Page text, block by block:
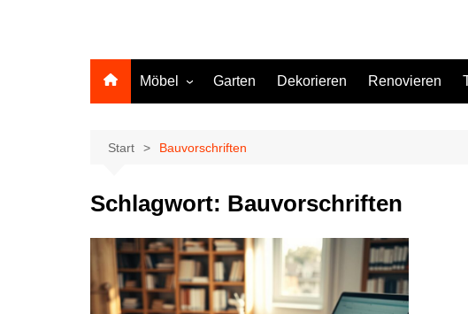
Möbel Garten Dekorieren Renovieren
Start Bauvorschriften
Schlagwort: Bauvorschriften